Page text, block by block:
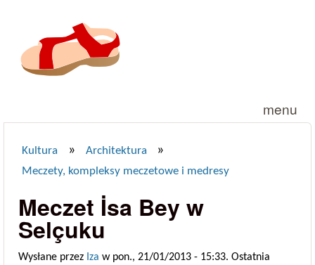
menu
Jesteś tutaj
Kultura » Architektura »
Meczety, kompleksy meczetowe i medresy
Meczet İsa Bey w
Selçuku
Wysłane przez Iza w pon., 21/01/2013 - 15:33. Ostatnia